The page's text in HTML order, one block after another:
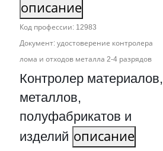
описание
Код профессии: 12983
Документ: удостоверение контролера
лома и отходов металла 2‑4 разрядов
Контролер материалов,
металлов,
полуфабрикатов и
изделий описание